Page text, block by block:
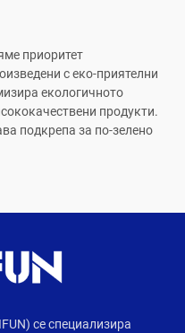
приоритет
с еко-приятелни
екологичното
продукти.
подкрепа за по-зелено
се специализира